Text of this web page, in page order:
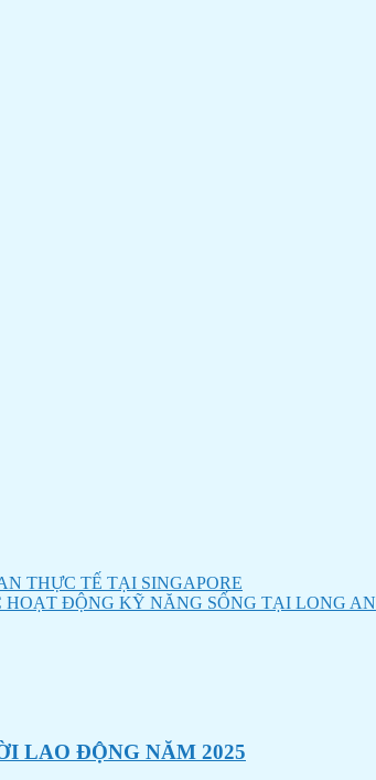
THỰC TẾ TẠI SINGAPORE
ĐỘNG KỸ NĂNG SỐNG TẠI LONG AN
LAO ĐỘNG NĂM 2025